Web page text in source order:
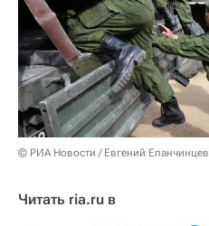
© РИА Новости / Евгений Епанчинцев
Читать ria.ru в